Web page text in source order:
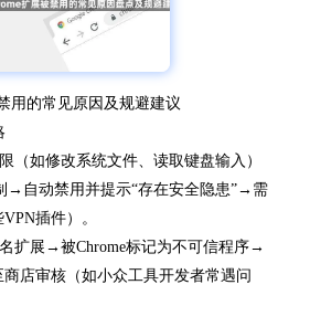
用的常见原因及规避建议
（如修改系统文件、读取键盘输入）
→自动禁用并提示“存在安全隐患”→需
插件）。
扩展→被Chrome标记为不可信程序→
店审核（如小众工具开发者常遇问